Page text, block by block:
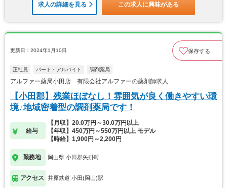
求人の詳細を見る この求人に興味がある
更新日：2024年1月10日 保存する
正社員 パート・アルバイト 調剤薬局
アルファー薬局小田店 有限会社アルファーの薬剤師求人
【小田郡】残業ほぼなし！雰囲気が良く働きやすい環
境♪地域密着型の調剤薬局です！
給与
【月収】20.0万円～30.0万円以上
【年収】450万円～550万円以上 モデル
【時給】1,900円～2,200円
勤務地 岡山県 小田郡矢掛町
アクセス 井原鉄道 小田(岡山)駅